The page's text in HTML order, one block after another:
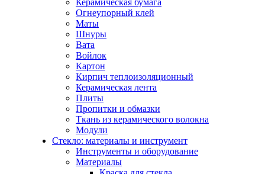
Керамическая бумага
Огнеупорный клей
Маты
Шнуры
Вата
Войлок
Картон
Кирпич теплоизоляционный
Керамическая лента
Плиты
Пропитки и обмазки
Ткань из керамического волокна
Модули
Стекло: материалы и инструмент
Инструменты и оборудование
Материалы